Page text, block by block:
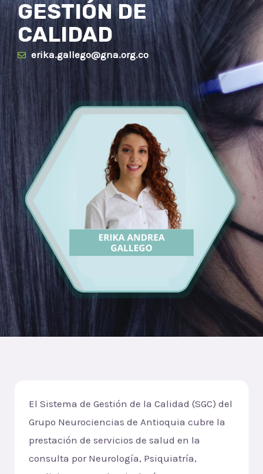
GESTIÓN DE
CALIDAD
erika.gallego@gna.org.co
El Sistema de Gestión de la Calidad (SGC) del
Grupo Neurociencias de Antioquia cubre la
prestación de servicios de salud en la
consulta por Neurología, Psiquiatría,